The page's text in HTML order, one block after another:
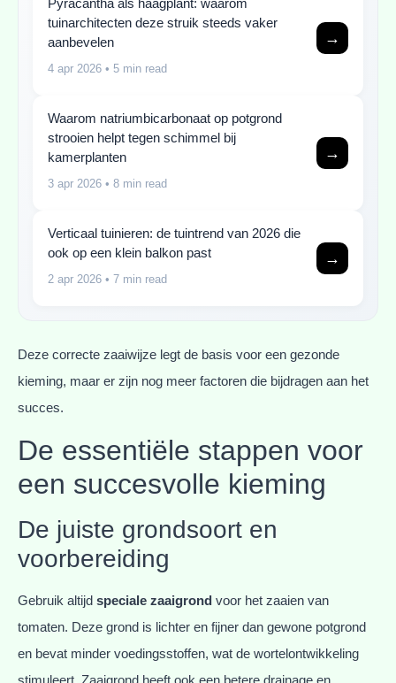
Pyracantha als haagplant: waarom
tuinarchitecten deze struik steeds vaker
aanbevelen
4 apr 2026 • 5 min read
→
Waarom natriumbicarbonaat op potgrond
strooien helpt tegen schimmel bij
kamerplanten
3 apr 2026 • 8 min read
→
Verticaal tuinieren: de tuintrend van 2026 die
ook op een klein balkon past
2 apr 2026 • 7 min read
→
Deze correcte zaaiwijze legt de basis voor een gezonde
kieming, maar er zijn nog meer factoren die bijdragen aan het
succes.
De essentiële stappen voor
een succesvolle kieming
De juiste grondsoort en
voorbereiding
Gebruik altijd speciale zaaigrond voor het zaaien van
tomaten. Deze grond is lichter en fijner dan gewone potgrond
en bevat minder voedingsstoffen, wat de wortelontwikkeling
stimuleert. Zaaigrond heeft ook een betere drainage en